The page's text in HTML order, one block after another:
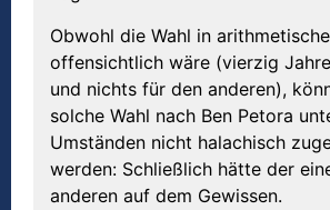
Obwohl die Wahl in
offensichtlich wäre (vierzig
und nichts für den anderen),
solche Wahl nach Ben Petora
Umständen nicht halachisch
werden: Schließlich hätte der
anderen auf dem Gewissen.